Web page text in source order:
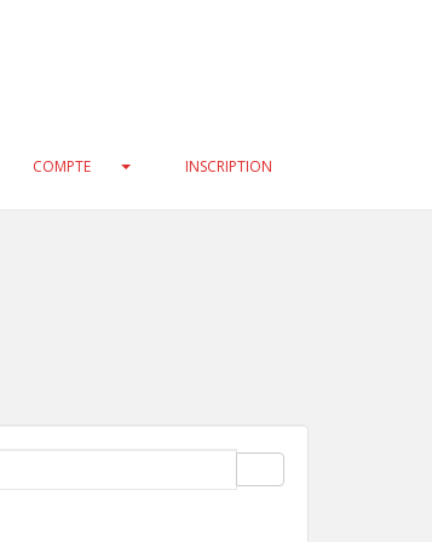
COMPTE INSCRIPTION